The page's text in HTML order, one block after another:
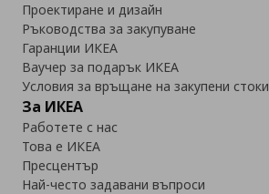
Проектиране и дизайн
Ръководства за закупуване
Гаранции ИКЕА
Ваучер за подарък ИКЕА
Условия за връщане на закупени стоки
За ИКЕА
Работете с нас
Това е ИКЕА
Пресцентър
Най-често задавани въпроси